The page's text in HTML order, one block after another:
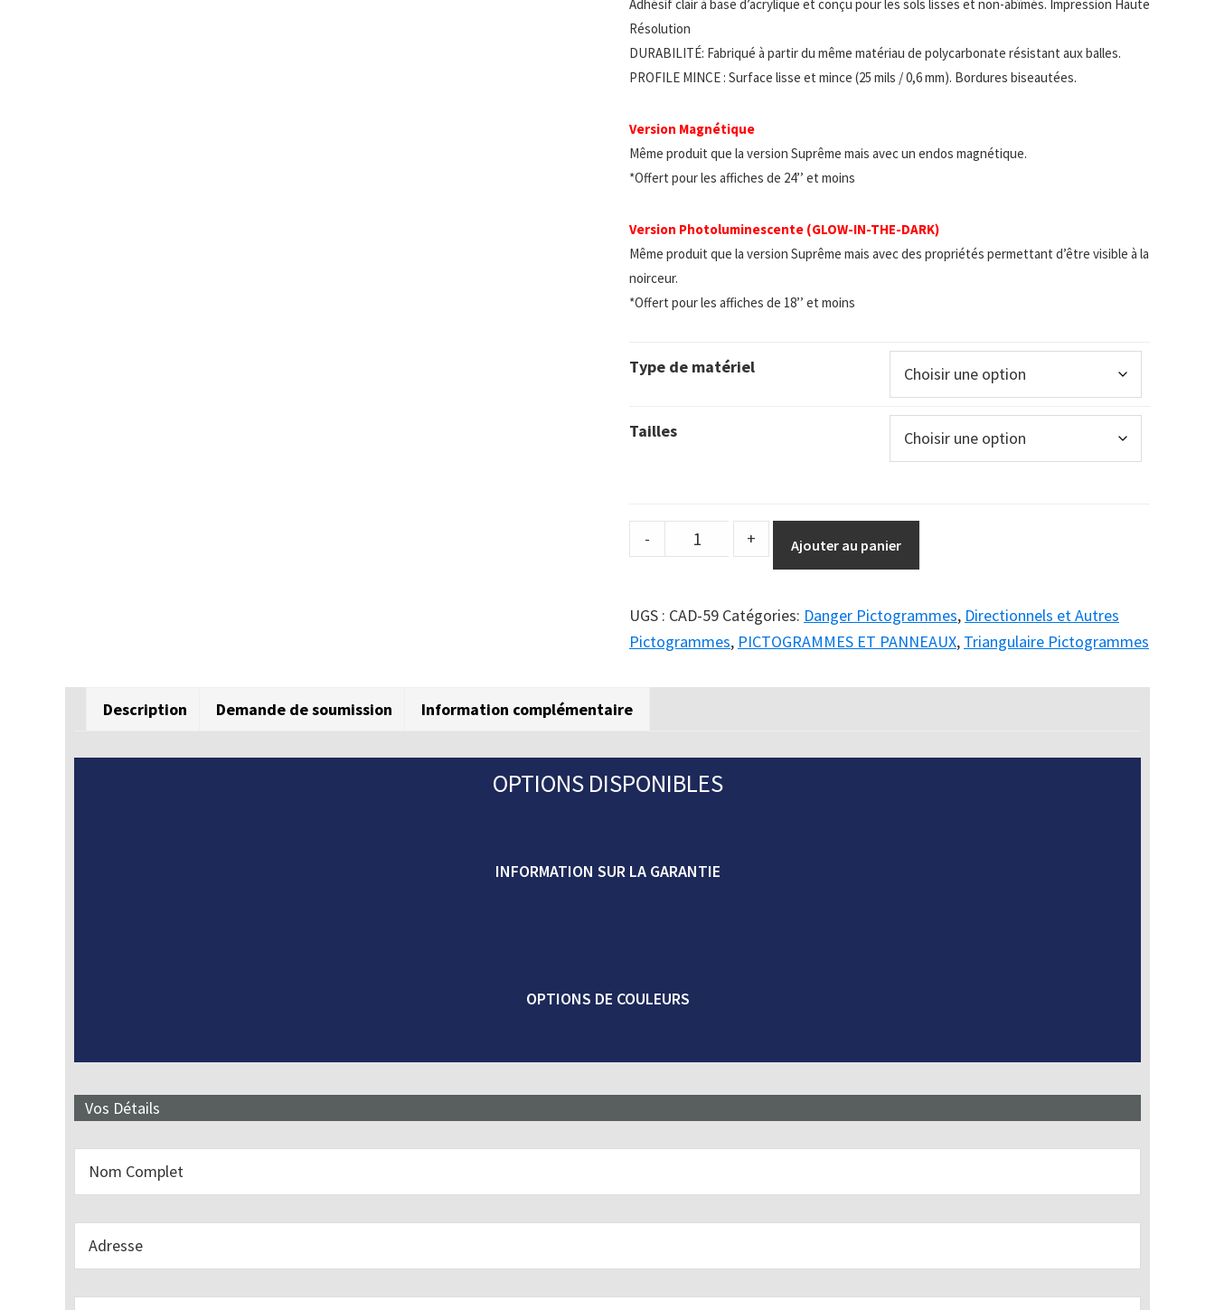
Adhésif clair à base d’acrylique et conçu pour les sols lisses et non-abîmés. Impression Haute
Résolution
DURABILITÉ: Fabriqué à partir du même matériau de polycarbonate résistant aux balles.
PROFILE MINCE : Surface lisse et mince (25 mils / 0,6 mm). Bordures biseautées.
Version Magnétique
Même produit que la version Suprême mais avec un endos magnétique.
*Offert pour les affiches de 24’’ et moins
Version Photoluminescente (GLOW-IN-THE-DARK)
Même produit que la version Suprême mais avec des propriétés permettant d’être visible à la
noirceur.
*Offert pour les affiches de 18’’ et moins
Type de matériel
Tailles
pictogramme
TRAVERSE
DE
quantity
- + Ajouter au panier
UGS : CAD-59 Catégories: Danger Pictogrammes, Directionnels et Autres
Pictogrammes, PICTOGRAMMES ET PANNEAUX, Triangulaire Pictogrammes
Description Demande de soumission Information complémentaire
OPTIONS DISPONIBLES
INFORMATION SUR LA GARANTIE
OPTIONS DE COULEURS
Vos Détails